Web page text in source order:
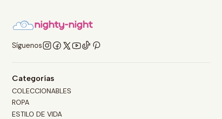
Síguenos
Categorías
COLECCIONABLES
ROPA
ESTILO DE VIDA